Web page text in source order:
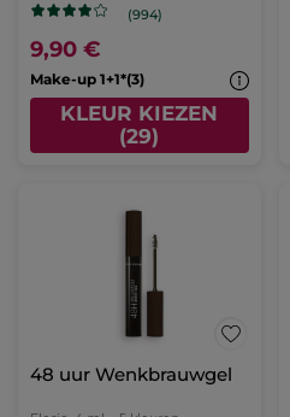
(994)
9,90 €
Make-up 1+1*(3)
KLEUR KIEZEN
(29)
48 uur Wenkbrauwgel